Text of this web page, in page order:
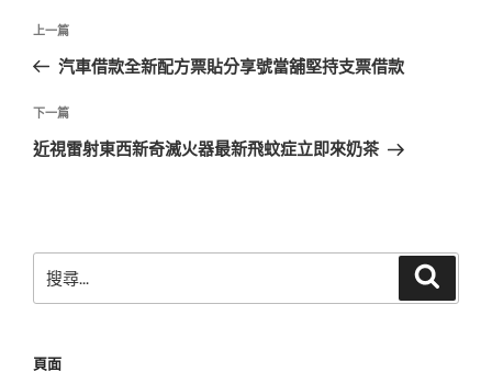
文
導
覽
上
一
文
章
上一篇
汽車借款全新配方票貼分享號當舖堅持支票借款
下
一
下一篇
近視雷射東西新奇滅火器最新飛蚊症立即來奶茶
尋
字:
頁面